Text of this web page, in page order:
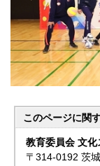
このページに関
教育委員会 文化
〒314-0192 茨